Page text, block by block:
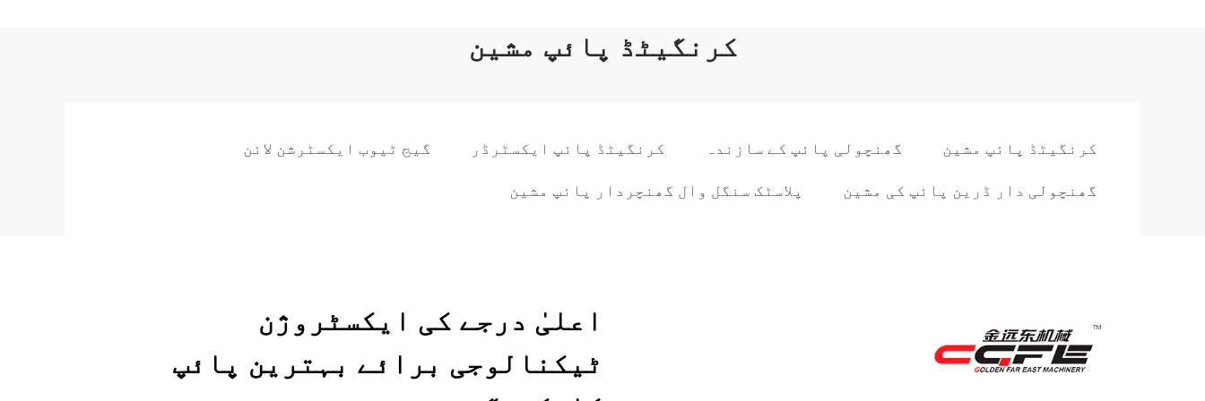
کرنگیٹڈ پائپ مشین
کرنگیٹڈ پائپ مشین گھنچولی پائپ کے سازندہ کرنگیٹڈ پائپ ایکسٹرڈر گیج ٹیوب ایکسٹرشن لائن
گھنچولی دار ڈرین پائپ کی مشین پلاسٹک سنگل وال گھنچردار پائپ مشین
اعلیٰ درجے کی ایکسٹروژن
ٹیکنالوجی برائے بہترین پائپ